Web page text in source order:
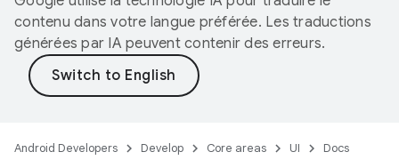
contenu dans votre langue préférée. Les traductions
générées par IA peuvent contenir des erreurs.
Android Developers Develop Core areas UI Docs